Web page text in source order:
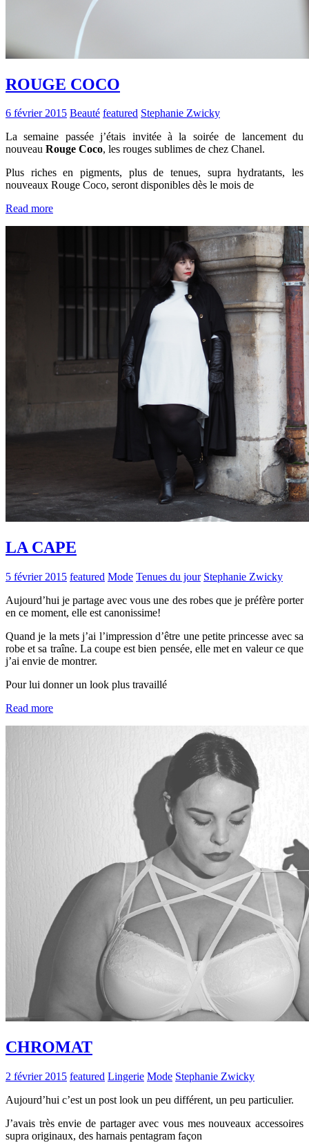
ROUGE COCO
6 février 2015 Beauté featured Stephanie Zwicky
La semaine passée j’étais invitée à la soirée de lancement du
nouveau Rouge Coco, les rouges sublimes de chez Chanel.
Plus riches en pigments, plus de tenues, supra hydratants, les
nouveaux Rouge Coco, seront disponibles dès le mois de
Read more
LA CAPE
5 février 2015 featured Mode Tenues du jour Stephanie Zwicky
Aujourd’hui je partage avec vous une des robes que je préfère porter
en ce moment, elle est canonissime!
Quand je la mets j’ai l’impression d’être une petite princesse avec sa
robe et sa traîne. La coupe est bien pensée, elle met en valeur ce que
j’ai envie de montrer.
Pour lui donner un look plus travaillé
Read more
CHROMAT
2 février 2015 featured Lingerie Mode Stephanie Zwicky
Aujourd’hui c’est un post look un peu différent, un peu particulier.
J’avais très envie de partager avec vous mes nouveaux accessoires
supra originaux, des harnais pentagram façon